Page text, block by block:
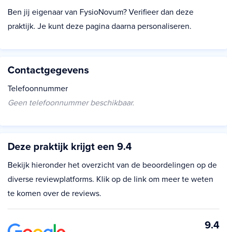
Ben jij eigenaar van FysioNovum? Verifieer dan deze
praktijk. Je kunt deze pagina daarna personaliseren.
Contactgegevens
Telefoonnummer
Geen telefoonnummer beschikbaar.
Deze praktijk krijgt een 9.4
Bekijk hieronder het overzicht van de beoordelingen op de
diverse reviewplatforms. Klik op de link om meer te weten
te komen over de reviews.
9.4